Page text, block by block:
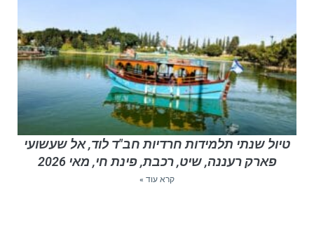
טיול שנתי תלמידות חרדיות חב"ד לוד, אל שעשועי
פארק רעננה, שיט, רכבת, פינת חי, מאי 2026
קרא עוד »